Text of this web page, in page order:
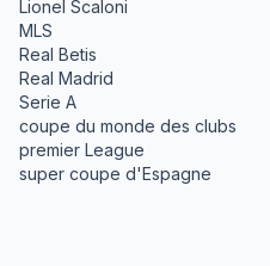
Lionel Scaloni
MLS
Real Betis
Real Madrid
Serie A
coupe du monde des clubs
premier League
super coupe d'Espagne